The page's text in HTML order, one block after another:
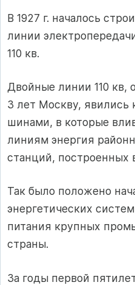
В 1927 г. началось
линии
110 кв.
Двойные линии 110 кв,
3 лет Москву, явились
шинами, в которые
линиям энергия
станций, построенных
Так было положено
энергетических
питания крупных
страны.
За годы первой